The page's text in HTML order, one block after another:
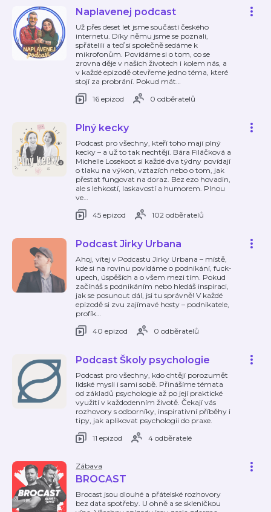
Naplavenej podcast
Už přes deset let jsme součástí českého
internetu. Díky němu jsme se poznali,
spřátelili a teď si společně sedáme k
mikrofonům. Povídáme si o tom, co se
zrovna děje v našich životech i kolem nás, a
v každé epizodě otevřeme jedno téma, které
stojí za probrání. Pokud mát…
16 epizod
0 odběratelů
Plný kecky
Podcast pro všechny, kteří toho mají plný
kecky – a už to tak nechtějí. Bára Filáčková a
Michelle Losekoot si každé dva týdny povídají
o tlaku na výkon, vztazích nebo o tom, jak
přestat fungovat na doraz. Bez ezo hovadin,
ale s lehkostí, laskavostí a humorem. Plnou
ve…
45 epizod
102 odběratelů
Podcast Jirky Urbana
Ahoj, vítej v Podcastu Jirky Urbana – místě,
kde si na rovinu povídáme o podnikání, fuck-
upech, úspěších a o všem mezi tím. Pokud
začínáš s podnikáním nebo hledáš inspiraci,
jak se posunout dál, jsi tu správně! V každé
epizodě si zvu zajímavé hosty – podnikatele,
profík…
40 epizod
0 odběratelů
Podcast Školy psychologie
Podcast pro všechny, kdo chtějí porozumět
lidské mysli i sami sobě. Přinášíme témata
od základů psychologie až po její praktické
využití v každodenním životě. Čekají vás
rozhovory s odborníky, inspirativní příběhy i
tipy, jak aplikovat psychologii do praxe.
11 epizod
4 odběratelé
Zábava
BROCAST
Brocast jsou dlouhé a přátelské rozhovory
bez data spotřeby. U ohně a se skleničkou